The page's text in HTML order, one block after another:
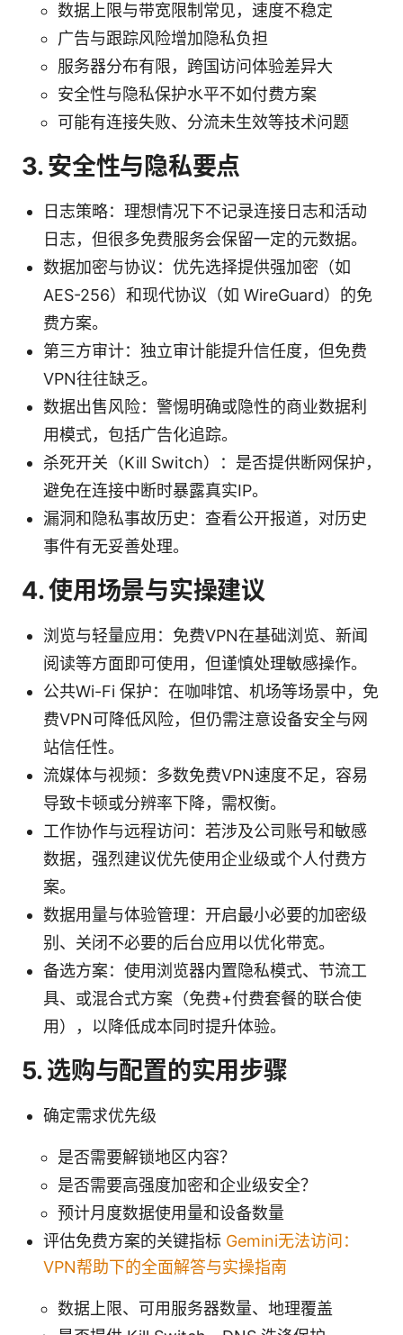
数据上限与带宽限制常见，速度不稳定
广告与跟踪风险增加隐私负担
服务器分布有限，跨国访问体验差异大
安全性与隐私保护水平不如付费方案
可能有连接失败、分流未生效等技术问题
3. 安全性与隐私要点
日志策略：理想情况下不记录连接日志和活动
日志，但很多免费服务会保留一定的元数据。
数据加密与协议：优先选择提供强加密（如
AES-256）和现代协议（如 WireGuard）的免
费方案。
第三方审计：独立审计能提升信任度，但免费
VPN往往缺乏。
数据出售风险：警惕明确或隐性的商业数据利
用模式，包括广告化追踪。
杀死开关（Kill Switch）：是否提供断网保护，
避免在连接中断时暴露真实IP。
漏洞和隐私事故历史：查看公开报道，对历史
事件有无妥善处理。
4. 使用场景与实操建议
浏览与轻量应用：免费VPN在基础浏览、新闻
阅读等方面即可使用，但谨慎处理敏感操作。
公共Wi-Fi 保护：在咖啡馆、机场等场景中，免
费VPN可降低风险，但仍需注意设备安全与网
站信任性。
流媒体与视频：多数免费VPN速度不足，容易
导致卡顿或分辨率下降，需权衡。
工作协作与远程访问：若涉及公司账号和敏感
数据，强烈建议优先使用企业级或个人付费方
案。
数据用量与体验管理：开启最小必要的加密级
别、关闭不必要的后台应用以优化带宽。
备选方案：使用浏览器内置隐私模式、节流工
具、或混合式方案（免费+付费套餐的联合使
用），以降低成本同时提升体验。
5. 选购与配置的实用步骤
确定需求优先级
是否需要解锁地区内容？
是否需要高强度加密和企业级安全？
预计月度数据使用量和设备数量
评估免费方案的关键指标 Gemini无法访问：
VPN帮助下的全面解答与实操指南
数据上限、可用服务器数量、地理覆盖